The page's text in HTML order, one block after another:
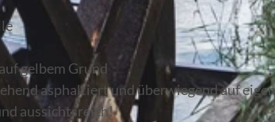
gelbem Grund
asphaltiert und überwiegend auf
aussichtsreich!